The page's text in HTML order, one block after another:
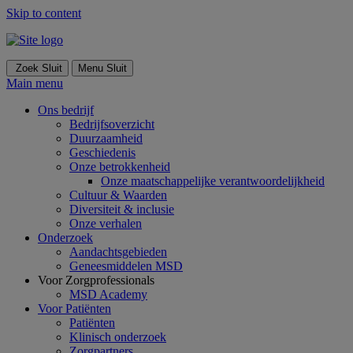
Skip to content
Zoek Sluit Menu Sluit
Main menu
Ons bedrijf
Bedrijfsoverzicht
Duurzaamheid
Geschiedenis
Onze betrokkenheid
Onze maatschappelijke verantwoordelijkheid
Cultuur & Waarden
Diversiteit & inclusie
Onze verhalen
Onderzoek
Aandachtsgebieden
Geneesmiddelen MSD
Voor Zorgprofessionals
MSD Academy
Voor Patiënten
Patiënten
Klinisch onderzoek